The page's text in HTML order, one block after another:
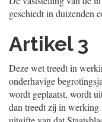
geschiedt in duizenden
Artikel 3
Deze wet treedt in
onderhavige
wordt geplaatst, wordt
dan treedt zij in werking